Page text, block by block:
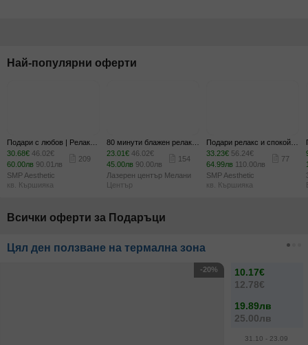
Най-популярни оферти
30.68€ 46.02€
60.00лв 90.01лв
209
SMP Aesthetic
кв. Кършияка
23.01€ 46.02€
45.00лв 90.00лв
154
Лазерен център Мелани
Център
33.23€ 56.24€
64.99лв 110.00лв
77
SMP Aesthetic
кв. Кършияка
Всички оферти за Подаръци
Цял ден ползване на термална зона
10.17€
12.78€
19.89лв
25.00лв
31.10 - 23.09
-20%